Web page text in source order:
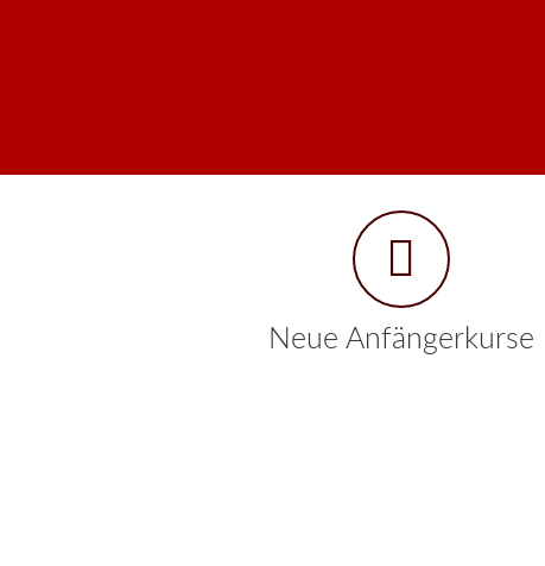
Neue Anfängerkurse